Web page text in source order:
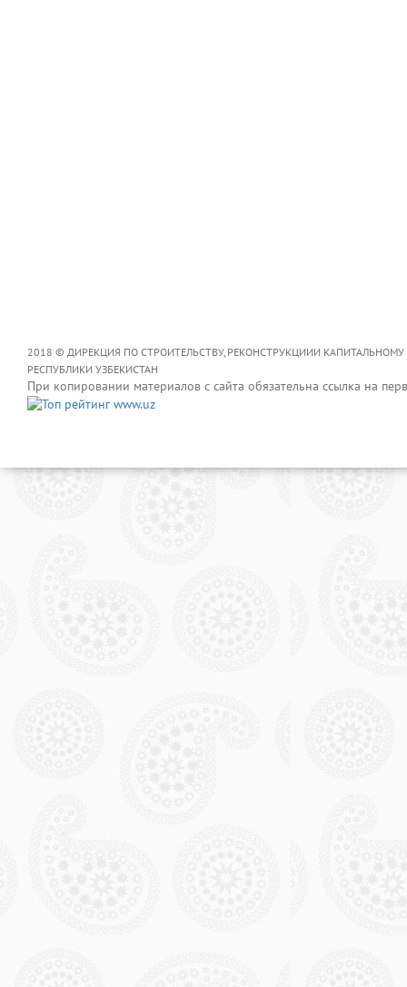
2018 © ДИРЕКЦИЯ ПО СТРОИТЕЛЬСТВУ, РЕКОНСТРУКЦИИИ
РЕСПУБЛИКИ УЗБЕКИСТАН
При копировании материалов с сайта обязательна ссылка на